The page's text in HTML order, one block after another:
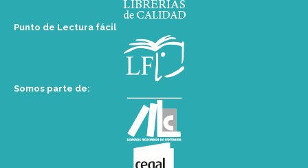
Punto de Lectura fácil
Somos parte de: